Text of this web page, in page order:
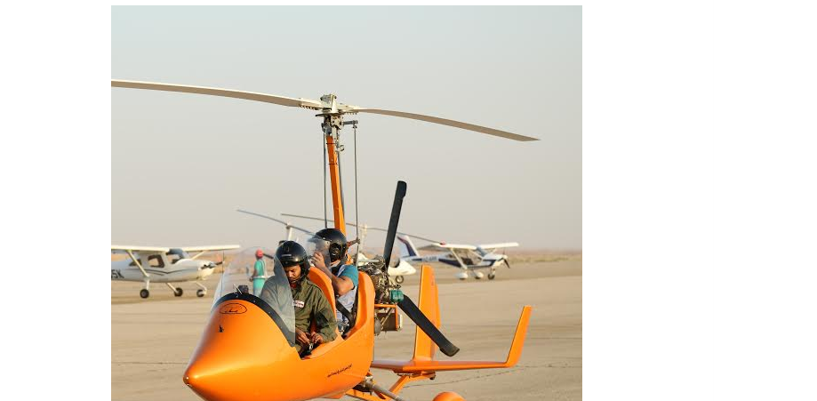
شركة لاين للاستثمار والعقارات تكافئ متسوقي الإمارات بأربع سيارات شيفروليه كابتيفا هايبرد PHEV و50 تجربة إقامة فندقية تزامناً مع اختتام حملتها الناجحة تخفيضات الصيف الضخمة